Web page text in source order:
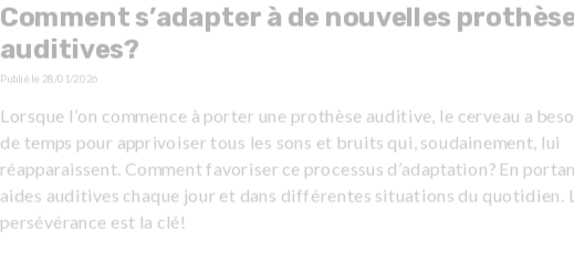
Comment s’adapter à de nouvelles
auditives?
Publié le 28/01/2026
Lorsque l’on commence à porter une prothèse auditive, le cerveau a
de temps pour apprivoiser tous les sons et bruits qui, soudainement, lui
réapparaissent. Comment favoriser ce processus d’adaptation? En
aides auditives chaque jour et dans différentes situations du quotidien.
persévérance est la clé!